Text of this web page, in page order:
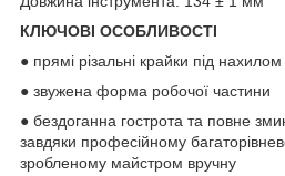
КЛЮЧОВІ ОСОБЛИВОСТІ
● прямі різальні крайки під нахилом
● звужена форма робочої частини
● бездоганна гострота та повне
завдяки професійному
зробленому майстром вручну